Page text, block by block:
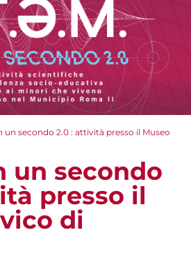
un secondo 2.0 : attività presso il Museo
un secondo
presso il
di